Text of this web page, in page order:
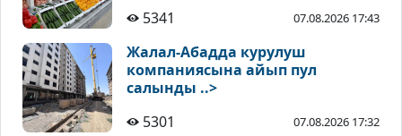
5341 07.08.2026 17:43
Жалал-Абадда курулуш
компаниясына айып пул
салынды ..>
5301
07.08.2026 17:32